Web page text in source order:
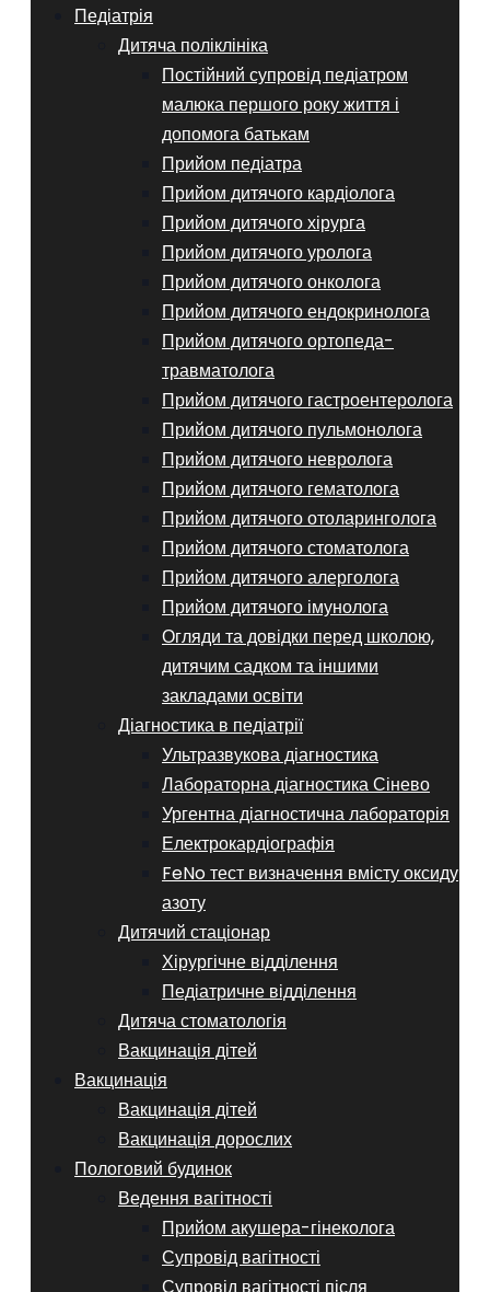
Педіатрія
Дитяча поліклініка
Постійний супровід педіатром
малюка першого року життя і
допомога батькам
Прийом педіатра
Прийом дитячого кардіолога
Прийом дитячого хірурга
Прийом дитячого уролога
Прийом дитячого онколога
Прийом дитячого ендокринолога
Прийом дитячого ортопеда-
травматолога
Прийом дитячого гастроентеролога
Прийом дитячого пульмонолога
Прийом дитячого невролога
Прийом дитячого гематолога
Прийом дитячого отоларинголога
Прийом дитячого стоматолога
Прийом дитячого алерголога
Прийом дитячого імунолога
Огляди та довідки перед школою,
дитячим садком та іншими
закладами освіти
Діагностика в педіатрії
Ультразвукова діагностика
Лабораторна діагностика Сінево
Ургентна діагностична лабораторія
Електрокардіографія
FeNo тест визначення вмісту оксиду
азоту
Дитячий стаціонар
Хірургічне відділення
Педіатричне відділення
Дитяча стоматологія
Вакцинація дітей
Вакцинація
Вакцинація дітей
Вакцинація дорослих
Пологовий будинок
Ведення вагітності
Прийом акушера-гінеколога
Супровід вагітності